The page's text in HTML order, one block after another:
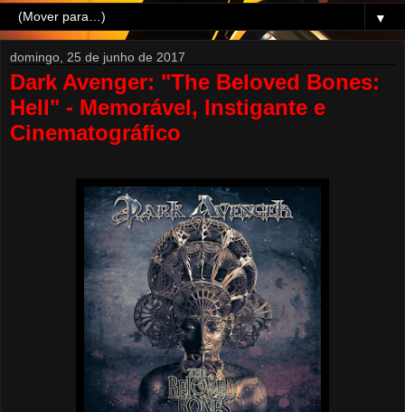
▼
domingo, 25 de junho de 2017
Dark Avenger: "The Beloved Bones:
Hell" - Memorável, Instigante e
Cinematográfico